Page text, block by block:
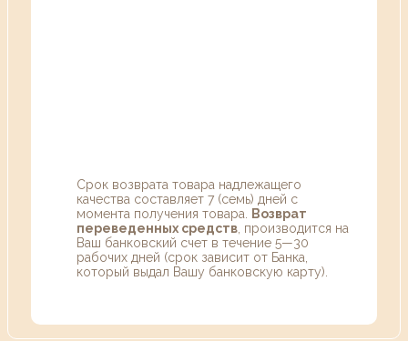
Срок возврата товара надлежащего
качества составляет 7 (семь) дней с
момента получения товара.
Возврат
переведенных средств , производится на
Ваш банковский счет в течение 5—30
рабочих дней (срок зависит от Банка,
который выдал Вашу банковскую карту).